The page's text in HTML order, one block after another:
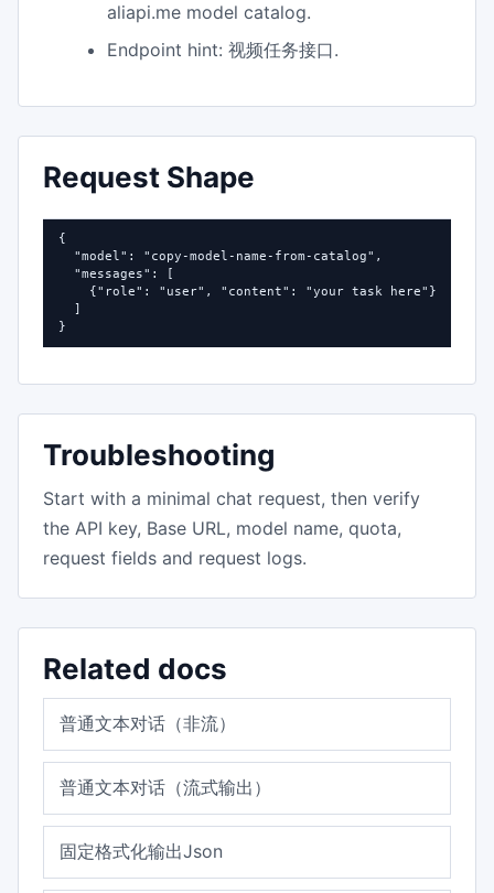
aliapi.me model catalog.
Endpoint hint: 视频任务接口.
Request Shape
{
  "model": "copy-model-name-from-catalog",
  "messages": [
    {"role": "user", "content": "your task here"}
  ]
}
Troubleshooting
Start with a minimal chat request, then verify
the API key, Base URL, model name, quota,
request fields and request logs.
Related docs
普通文本对话（非流）
普通文本对话（流式输出）
固定格式化输出Json